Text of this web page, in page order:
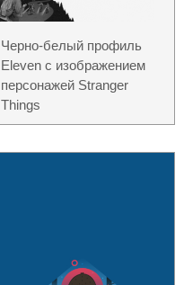
Черно-белый профиль
Eleven с изображением
персонажей Stranger
Things